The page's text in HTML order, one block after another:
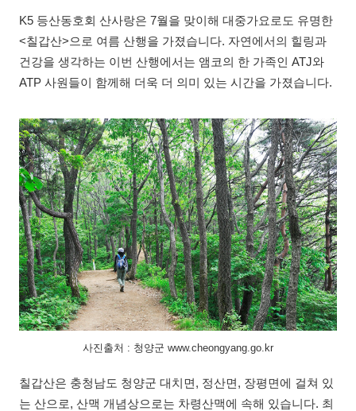
K5 등산동호회 산사랑은 7월을 맞이해 대중가요로도 유명한
<칠갑산>으로 여름 산행을 가졌습니다. 자연에서의 힐링과
건강을 생각하는 이번 산행에서는 앰코의 한 가족인 ATJ와
ATP 사원들이 함께해 더욱 더 의미 있는 시간을 가졌습니다.
사진출처 : 청양군 www.cheongyang.go.kr
칠갑산은 충청남도 청양군 대치면, 정산면, 장평면에 걸쳐 있
는 산으로, 산맥 개념상으로는 차령산맥에 속해 있습니다. 최